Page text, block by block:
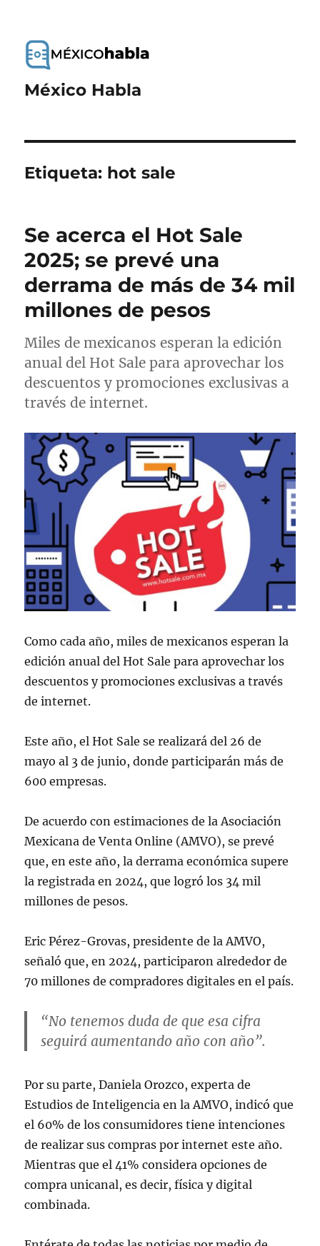
México Habla
Etiqueta: hot sale
Se acerca el Hot Sale
2025; se prevé una
derrama de más de 34 mil
millones de pesos
Miles de mexicanos esperan la edición
anual del Hot Sale para aprovechar los
descuentos y promociones exclusivas a
través de internet.
Como cada año, miles de mexicanos esperan la
edición anual del Hot Sale para aprovechar los
descuentos y promociones exclusivas a través
de internet.
Este año, el Hot Sale se realizará del 26 de
mayo al 3 de junio, donde participarán más de
600 empresas.
De acuerdo con estimaciones de la Asociación
Mexicana de Venta Online (AMVO), se prevé
que, en este año, la derrama económica supere
la registrada en 2024, que logró los 34 mil
millones de pesos.
Eric Pérez-Grovas, presidente de la AMVO,
señaló que, en 2024, participaron alrededor de
70 millones de compradores digitales en el país.
“No tenemos duda de que esa cifra
seguirá aumentando año con año”.
Por su parte, Daniela Orozco, experta de
Estudios de Inteligencia en la AMVO, indicó que
el 60% de los consumidores tiene intenciones
de realizar sus compras por internet este año.
Mientras que el 41% considera opciones de
compra unicanal, es decir, física y digital
combinada.